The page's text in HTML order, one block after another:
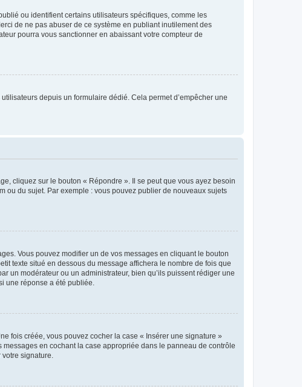
ou identifient certains utilisateurs spécifiques, comme les
de ne pas abuser de ce système en publiant inutilement des
pourra vous sanctionner en abaissant votre compteur de
depuis un formulaire dédié. Cela permet d’empêcher une
cliquez sur le bouton « Répondre ». Il se peut que vous ayez besoin
ou du sujet. Par exemple : vous pouvez publier de nouveaux sujets
Vous pouvez modifier un de vos messages en cliquant le bouton
texte situé en dessous du message affichera le nombre de fois que
un modérateur ou un administrateur, bien qu’ils puissent rédiger une
une réponse a été publiée.
fois créée, vous pouvez cocher la case « Insérer une signature »
en cochant la case appropriée dans le panneau de contrôle
signature.